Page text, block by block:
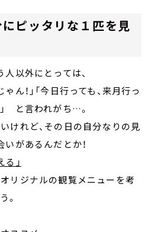
ピッタリな１匹を見
以外にとっては、
ん！」「今日行っても、来月行っ
と言われがち…。
けれど、その日の自分なりの見
いがあるんだとか！
る」
リジナルの観覧メニューを考
。